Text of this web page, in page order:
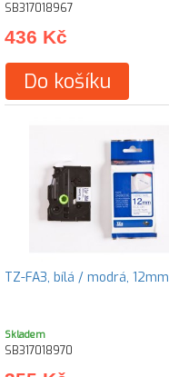
SB317018967
436 Kč
Do košíku
TZ-FA3, bílá / modrá, 12mm
Skladem
SB317018970